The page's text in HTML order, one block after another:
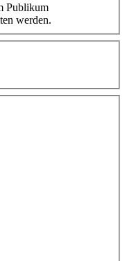
Publikum
werden.